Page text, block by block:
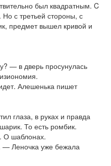
был квадратным. C
с третьей стороны, с
предмет вышел кривой и
— в дверь просунулась
Алешенька пишет
глаза, в руках и правда
То есть ромбик.
О шаблонах.
Леночка уже бежала